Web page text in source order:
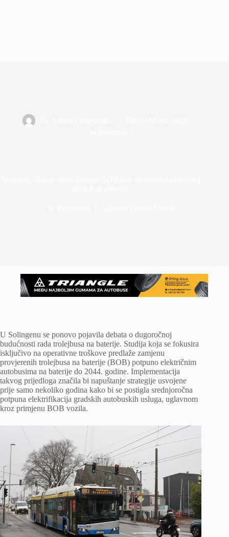
U Solingenu se ponovo pojavila debata o dugoročnoj
budućnosti rada trolejbusa na baterije. Studija koja se fokusira
isključivo na operativne troškove predlaže zamjenu
provjerenih trolejbusa na baterije (BOB) potpuno električnim
autobusima na baterije do 2044. godine. Implementacija
takvog prijedloga značila bi napuštanje strategije usvojene
prije samo nekoliko godina kako bi se postigla srednjoročna
potpuna elektrifikacija gradskih autobuskih usluga, uglavnom
kroz primjenu BOB vozila.